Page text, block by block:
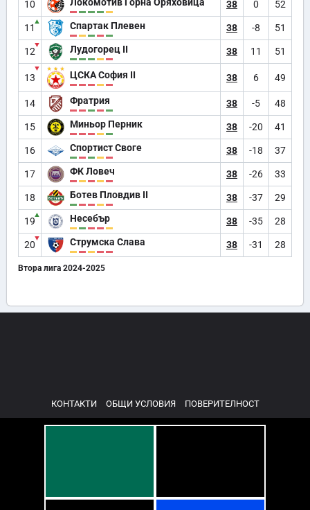
10 38 0 52
11
▲ Спартак Плевен 38 -8 51
12
▼ Лудогорец II 38 11 51
13
▼
ЦСКА София II 38 6 49
14 Фратрия 38 -5 48
15 Миньор Перник 38 -20 41
16 Спортист Своге 38 -18 37
17 ФК Ловеч 38 -26 33
18 Ботев Пловдив II 38 -37 29
19
▲ Несебър 38 -35 28
20
▼ Струмска Слава 38 -31 28
Втора лига 2024-2025
КОНТАКТИ ОБЩИ УСЛОВИЯ ПОВЕРИТЕЛНОСТ